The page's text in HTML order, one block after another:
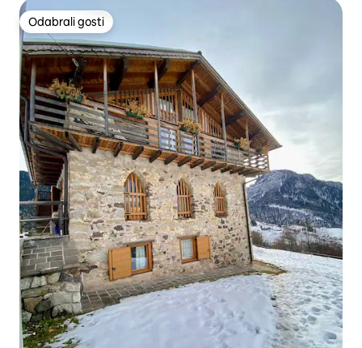
Odabrali gosti
Odabrali gosti